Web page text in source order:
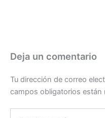
Deja un comentario
Tu dirección de correo
campos obligatorios están